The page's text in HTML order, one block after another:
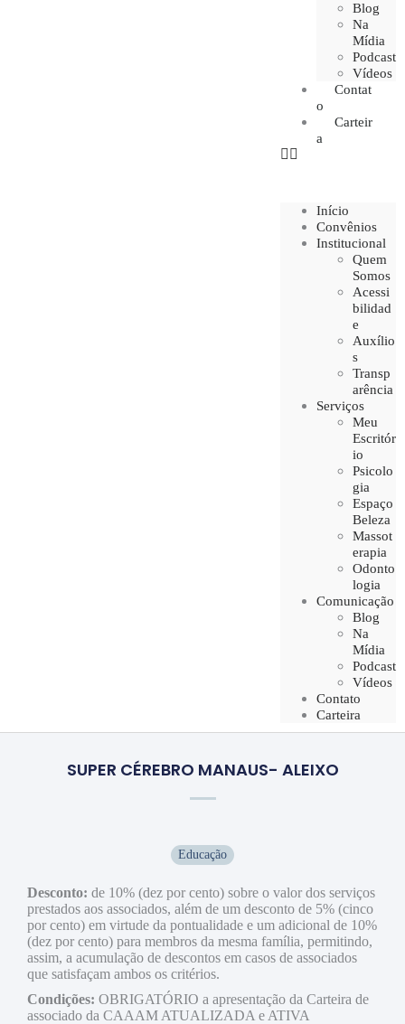
Blog
Na
Mídia
Podcast
Vídeos
Contat
o
Carteir
a
Início
Convênios
Institucional
Quem
Somos
Acessi
bilidad
e
Auxílio
s
Transp
arência
Serviços
Meu
Escritór
io
Psicolo
gia
Espaço
Beleza
Massot
erapia
Odonto
logia
Comunicação
Blog
Na
Mídia
Podcast
Vídeos
Contato
Carteira
SUPER CÉREBRO MANAUS- ALEIXO
Educação
Desconto: de 10% (dez por cento) sobre o valor dos serviços
prestados aos associados, além de um desconto de 5% (cinco
por cento) em virtude da pontualidade e um adicional de 10%
(dez por cento) para membros da mesma família, permitindo,
assim, a acumulação de descontos em casos de associados
que satisfaçam ambos os critérios.
Condições: OBRIGATÓRIO a apresentação da Carteira de
associado da CAAAM ATUALIZADA e ATIVA